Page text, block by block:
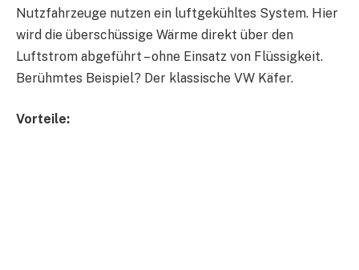
Nutzfahrzeuge nutzen ein luftgekühltes System. Hier
wird die überschüssige Wärme direkt über den
Luftstrom abgeführt – ohne Einsatz von Flüssigkeit.
Berühmtes Beispiel? Der klassische VW Käfer.
Vorteile: